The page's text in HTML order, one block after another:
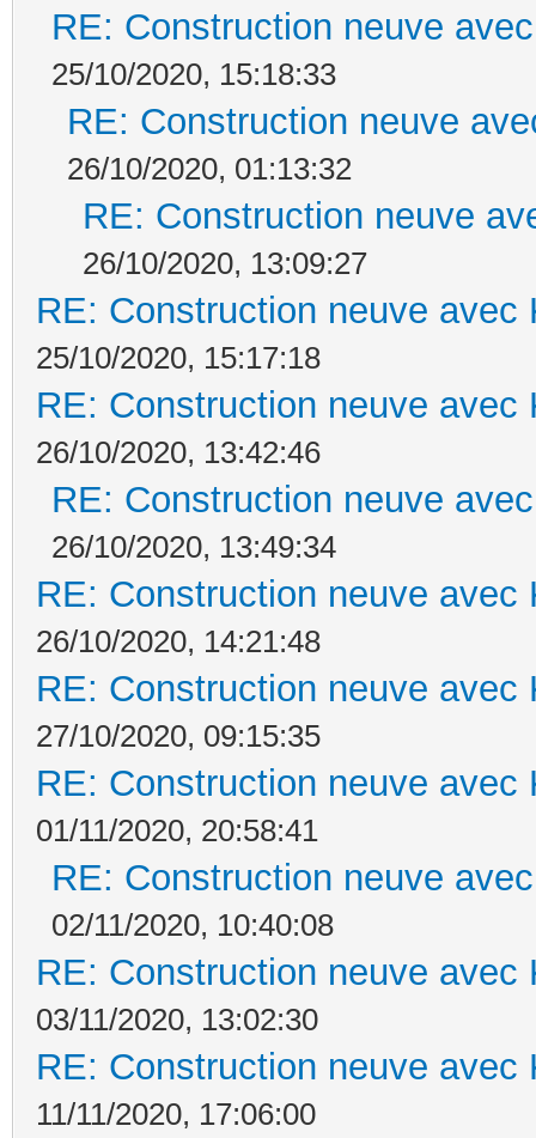
RE: Construction neuve
25/10/2020, 15:18:33
RE: Construction neuve
26/10/2020, 01:13:32
RE: Construction neuve
26/10/2020, 13:09:27
RE: Construction neuve avec
25/10/2020, 15:17:18
RE: Construction neuve avec
26/10/2020, 13:42:46
RE: Construction neuve
26/10/2020, 13:49:34
RE: Construction neuve avec
26/10/2020, 14:21:48
RE: Construction neuve avec
27/10/2020, 09:15:35
RE: Construction neuve avec
01/11/2020, 20:58:41
RE: Construction neuve
02/11/2020, 10:40:08
RE: Construction neuve avec
03/11/2020, 13:02:30
RE: Construction neuve avec
11/11/2020, 17:06:00